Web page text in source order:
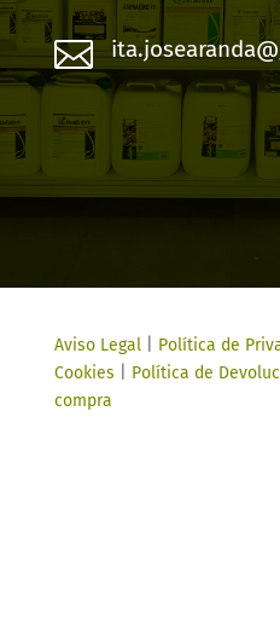

Aviso Legal| Política de
Cookies
Política de
compra